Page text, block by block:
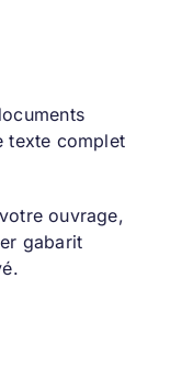
texte complet
ouvrage,
gabarit